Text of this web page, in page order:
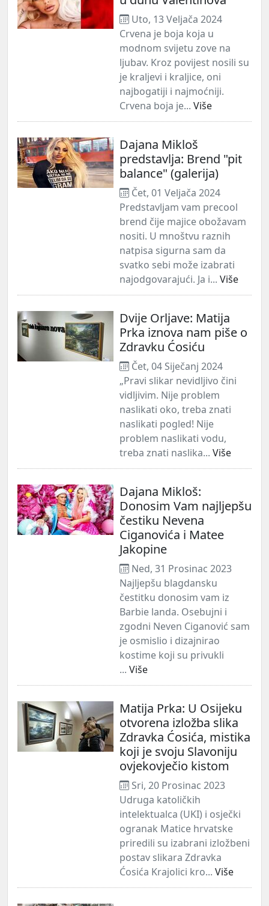
Uto, 13 Veljača 2024
Crvena je boja koja u
modnom svijetu zove na
ljubav. Kroz povijest nosili su
je kraljevi i kraljice, oni
najbogatiji i najmoćniji.
Crvena boja je... Više
Dajana Mikloš
predstavlja: Brend "pit
balance" (galerija)
Čet, 01 Veljača 2024
Predstavljam vam precool
brend čije majice obožavam
nositi. U mnoštvu raznih
natpisa sigurna sam da
svatko sebi može izabrati
najodgovarajući. Ja i... Više
Dvije Orljave: Matija
Prka iznova nam piše o
Zdravku Ćosiću
Čet, 04 Siječanj 2024
„Pravi slikar nevidljivo čini
vidljivim. Nije problem
naslikati oko, treba znati
naslikati pogled! Nije
problem naslikati vodu,
treba znati naslika... Više
Dajana Mikloš:
Donosim Vam najljepšu
čestiku Nevena
Ciganovića i Matee
Jakopine
Ned, 31 Prosinac 2023
Najljepšu blagdansku
čestitku donosim vam iz
Barbie landa. Osebujni i
zgodni Neven Ciganović sam
je osmislio i dizajnirao
kostime koji su privukli
... Više
Matija Prka: U Osijeku
otvorena izložba slika
Zdravka Ćosića, mistika
koji je svoju Slavoniju
ovjekovječio kistom
Sri, 20 Prosinac 2023
Udruga katoličkih
intelektualca (UKI) i osječki
ogranak Matice hrvatske
priredili su izabrani izložbeni
postav slikara Zdravka
Ćosića Krajolici kro... Više